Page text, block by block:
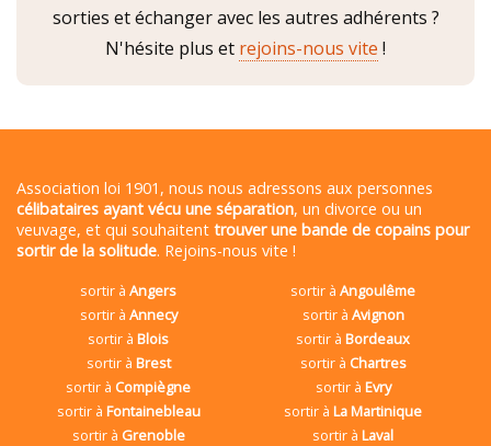
sorties et échanger avec les autres adhérents ?
N'hésite plus et rejoins-nous vite !
Association loi 1901, nous nous adressons aux personnes
célibataires ayant vécu une séparation, un divorce ou un
veuvage, et qui souhaitent trouver une bande de copains pour
sortir de la solitude. Rejoins-nous vite !
sortir àAngers sortir àAngoulême
sortir à Annecy sortir à Avignon
sortir àBlois sortir àBordeaux
sortir à Brest sortir à Chartres
sortir à Compiègne sortir à Evry
sortir à Fontainebleau sortir àLa Martinique
sortir à Grenoble sortir àLaval